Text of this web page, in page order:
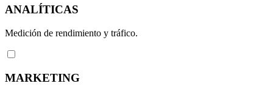
ANALÍTICAS
Medición de rendimiento y tráfico.
MARKETING